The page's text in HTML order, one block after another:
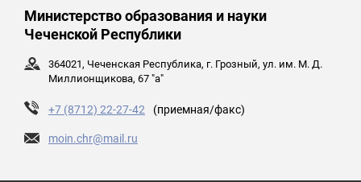
Министерство образования и науки
Чеченской Республики
364021, Чеченская Республика, г. Грозный, ул. им. М. Д.
Миллионщикова, 67 "а"
+7 (8712) 22-27-42 (приемная/факс)
moin.chr@mail.ru